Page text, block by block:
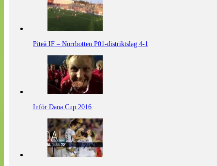
Piteå IF – Norrbotten P01-distriktslag 4-1
Inför Dana Cup 2016